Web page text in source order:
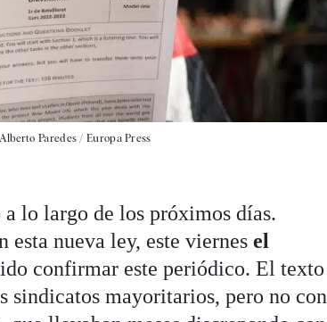
Alberto Paredes / Europa Press
lo largo de los próximos días.
esta nueva ley, este viernesel
confirmar este periódico. El texto
sindicatos mayoritarios, pero no con